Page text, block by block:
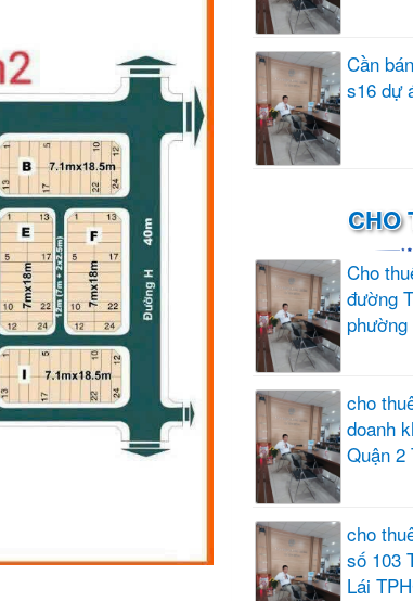
Cần
s16 dự
CHO
Cho
đường
cho
doanh
Quận 2
cho
số 103
Lái